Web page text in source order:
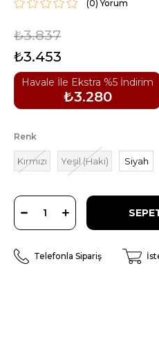
(0)
₺3.837
₺3.453
Havale İle Ekstra %5 İndirim
₺3.280
Renk
Kırmızı Yeşil (Haki) Siyah
Telefonla Sipariş